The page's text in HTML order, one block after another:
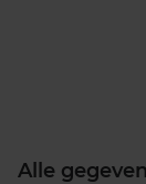
Alle